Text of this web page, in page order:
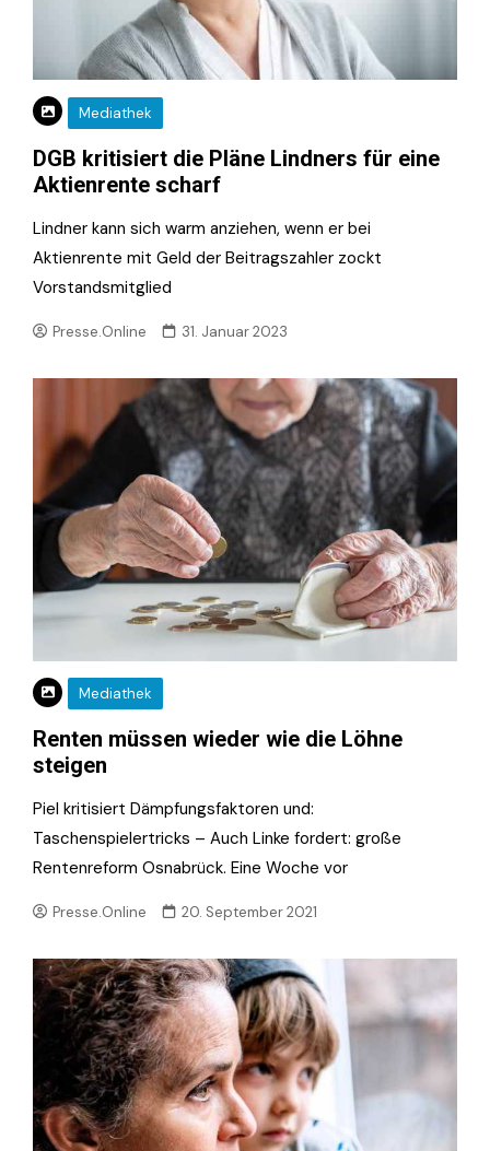
Mediathek
DGB kritisiert die Pläne Lindners für eine
Aktienrente scharf
Lindner kann sich warm anziehen, wenn er bei
Aktienrente mit Geld der Beitragszahler zockt
Vorstandsmitglied
Presse.Online 31. Januar 2023
Mediathek
Renten müssen wieder wie die Löhne
steigen
Piel kritisiert Dämpfungsfaktoren und:
Taschenspielertricks – Auch Linke fordert: große
Rentenreform Osnabrück. Eine Woche vor
Presse.Online 20. September 2021